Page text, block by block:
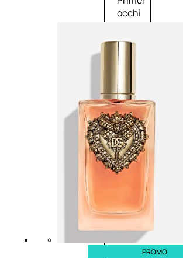
occhi
Mascara
Matita
Antiocchiaie
e correttori
Matita
sopracciglia
Mascara
sopracciglia
Fissante
sopracciglia
PROMO